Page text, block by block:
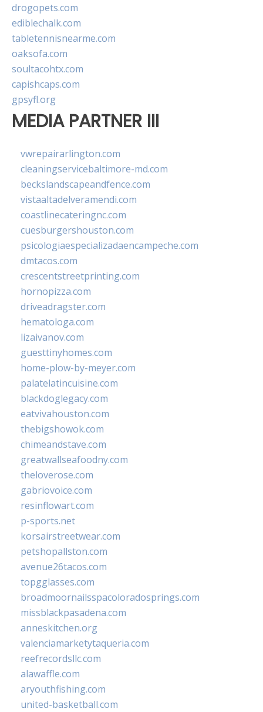
drogopets.com
ediblechalk.com
tabletennisnearme.com
oaksofa.com
soultacohtx.com
capishcaps.com
gpsyfl.org
MEDIA PARTNER III
vwrepairarlington.com
cleaningservicebaltimore-md.com
beckslandscapeandfence.com
vistaaltadelveramendi.com
coastlinecateringnc.com
cuesburgershouston.com
psicologiaespecializadaencampeche.com
dmtacos.com
crescentstreetprinting.com
hornopizza.com
driveadragster.com
hematologa.com
lizaivanov.com
guesttinyhomes.com
home-plow-by-meyer.com
palatelatincuisine.com
blackdoglegacy.com
eatvivahouston.com
thebigshowok.com
chimeandstave.com
greatwallseafoodny.com
theloverose.com
gabriovoice.com
resinflowart.com
p-sports.net
korsairstreetwear.com
petshopallston.com
avenue26tacos.com
topgglasses.com
broadmoornailsspacoloradosprings.com
missblackpasadena.com
anneskitchen.org
valenciamarketytaqueria.com
reefrecordsllc.com
alawaffle.com
aryouthfishing.com
united-basketball.com